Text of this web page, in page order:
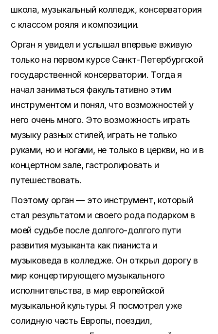
школа, музыкальный колледж, консерватория
с классом рояля и композиции.
Орган я увидел и услышал впервые вживую
только на первом курсе Санкт-Петербургской
государственной консерватории. Тогда я
начал заниматься факультативно этим
инструментом и понял, что возможностей у
него очень много. Это возможность играть
музыку разных стилей, играть не только
руками, но и ногами, не только в церкви, но и в
концертном зале, гастролировать и
путешествовать.
Поэтому орган — это инструмент, который
стал результатом и своего рода подарком в
моей судьбе после долгого-долгого пути
развития музыканта как пианиста и
музыковеда в колледже. Он открыл дорогу в
мир концертирующего музыкального
исполнительства, в мир европейской
музыкальной культуры. Я посмотрел уже
солидную часть Европы, поездил,